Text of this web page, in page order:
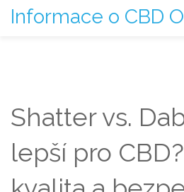
Informace o CBD
Shatter vs.
lepší pro